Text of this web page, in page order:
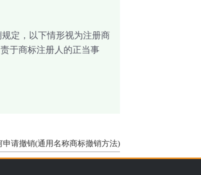
定，以下情形视为注册商
于商标注册人的正当事
请撤销(通用名称商标撤销方法)